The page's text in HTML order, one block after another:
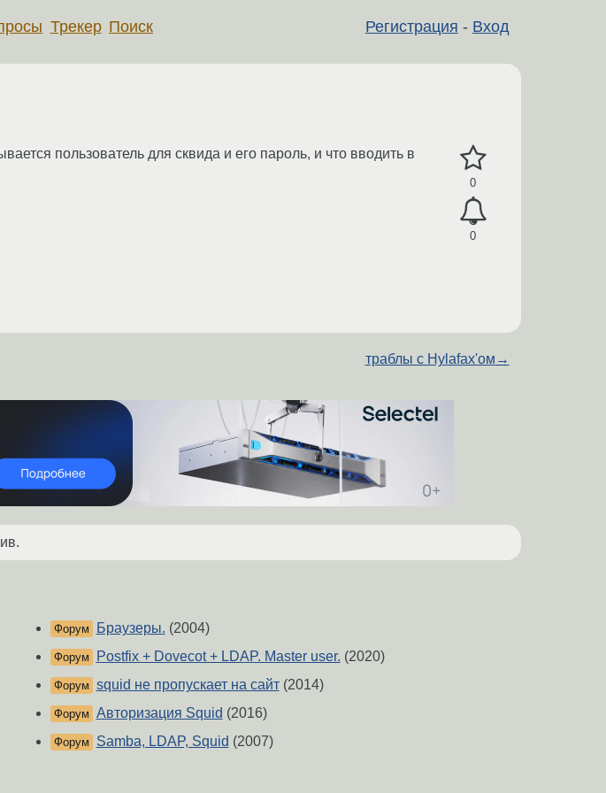
Регистрация - Вход
Трекер Поиск
0
0
пользователь для сквида и его пароль, и что вводить в
траблы с Hylafax'ом →
Форум Браузеры. (2004)
Форум Postfix + Dovecot + LDAP. Master user. (2020)
Форум squid не пропускает на сайт(2014)
Форум Авторизация Squid (2016)
Форум Samba, LDAP, Squid (2007)